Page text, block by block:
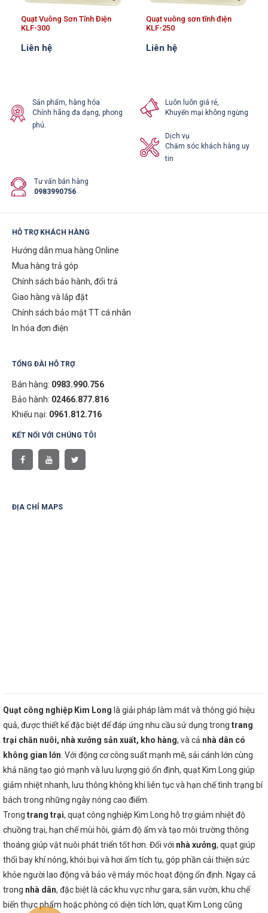
Quạt Vuông Sơn Tĩnh Điện
KLF-300
Liên hệ
Quạt vuông sơn tĩnh điện
KLF-250
Liên hệ
Sản phẩm, hàng hóa
Chính hãng đa dạng, phong
phú.
Luôn luôn giá rẻ,
Khuyến mại không ngừng
Dịch vụ
Chăm sóc khách hàng uy
tin
Tư vấn bán hàng
0983990756
HỖ TRỢ KHÁCH HÀNG
Hướng dẫn mua hàng Online
Mua hàng trả góp
Chính sách bảo hành, đổi trả
Giao hàng và lắp đặt
Chính sách bảo mật TT cá nhân
In hóa đơn điện
TỔNG ĐÀI HỖ TRỢ
Bán hàng: 0983.990.756
Bảo hành: 02466.877.816
Khiếu nại: 0961.812.716
KẾT NỐI VỚI CHÚNG TÔI
ĐỊA CHỈ MAPS
Quạt công nghiệp Kim Long là giải pháp làm mát và thông gió hiệu
quả, được thiết kế đặc biệt để đáp ứng nhu cầu sử dụng trong trang
trại chăn nuôi, nhà xưởng sản xuất, kho hàng, và cả nhà dân có
không gian lớn . Với động cơ công suất mạnh mẽ, sải cánh lớn cùng
khả năng tạo gió mạnh và lưu lượng gió ổn định, quạt Kim Long giúp
giảm nhiệt nhanh, lưu thông không khí liên tục và hạn chế tình trạng bí
bách trong những ngày nóng cao điểm.
Trong trang trại, quạt công nghiệp Kim Long hỗ trợ giảm nhiệt độ
chuồng trại, hạn chế mùi hôi, giảm độ ẩm và tạo môi trường thông
thoáng giúp vật nuôi phát triển tốt hơn. Đối với nhà xưởng, quạt giúp
thổi bay khí nóng, khói bụi và hơi ẩm tích tụ, góp phần cải thiện sức
khỏe người lao động và bảo vệ máy móc hoạt động ổn định. Ngay cả
trong nhà dân, đặc biệt là các khu vực như gara, sân vườn, khu chế
biến thực phẩm hoặc phòng có diện tích lớn, quạt Kim Long cũng